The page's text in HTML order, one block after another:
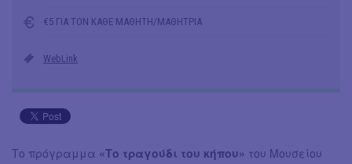
€5 ΓΙΑ ΤΟΝ ΚΑΘΕ ΜΑΘΗΤΗ/ΜΑΘΗΤΡΙΑ
WebLink
Το πρόγραμμα «Το τραγούδι του κήπου» του Μουσείου